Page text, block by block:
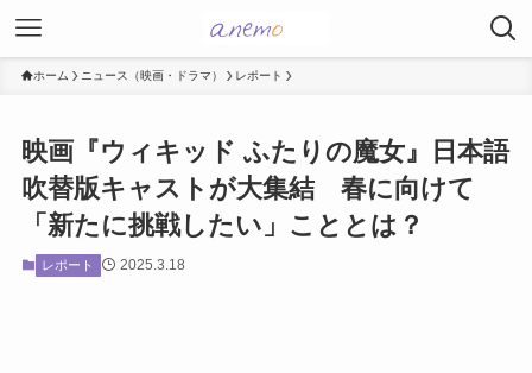
ホーム ニュース（映画・ドラマ） レポート
映画『ウィキッド ふたりの魔女』日本語
吹替版キャストが大集結 春に向けて
「新たに挑戦したい」こととは？
レポート 2025.3.18